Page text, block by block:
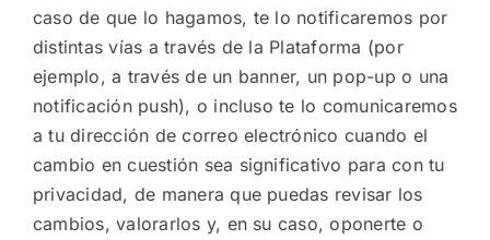
caso de que lo hagamos, te lo notificaremos por
distintas vías a través de la Plataforma (por
ejemplo, a través de un banner, un pop-up o una
notificación push), o incluso te lo comunicaremos
a tu dirección de correo electrónico cuando el
cambio en cuestión sea significativo para con tu
privacidad, de manera que puedas revisar los
cambios, valorarlos y, en su caso, oponerte o